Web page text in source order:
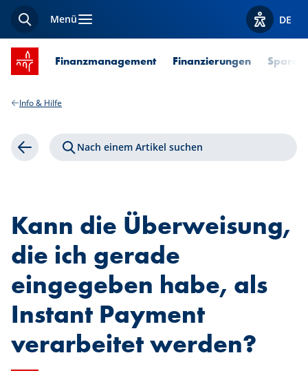
SucheMenü Optionen
DE
Startseite SPUERKEESS
Finanzmanagement Finanzierungen Sparen
Info & Hilfe
Zurück Nach einem Artikel suchen
Kann die Überweisung,
die ich gerade
eingegeben habe, als
Instant Payment
verarbeitet werden?